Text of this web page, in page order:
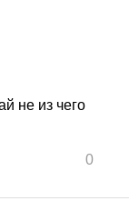
не из чего
0